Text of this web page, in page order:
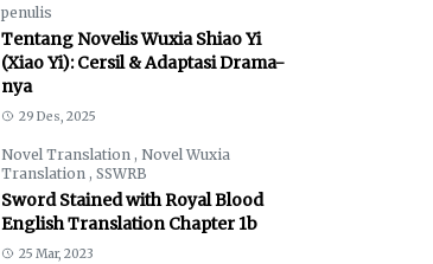
penulis
Tentang Novelis Wuxia Shiao Yi
(Xiao Yi): Cersil & Adaptasi Drama-
nya
29 Des, 2025
Novel Translation , Novel Wuxia
Translation , SSWRB
Sword Stained with Royal Blood
English Translation Chapter 1b
25 Mar, 2023